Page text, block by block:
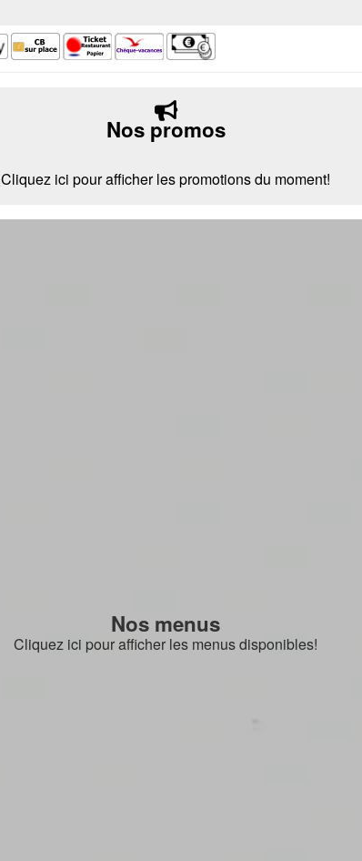
Nos promos
Cliquez ici pour afficher les promotions du moment!
Nos menus
Cliquez ici pour afficher les menus disponibles!